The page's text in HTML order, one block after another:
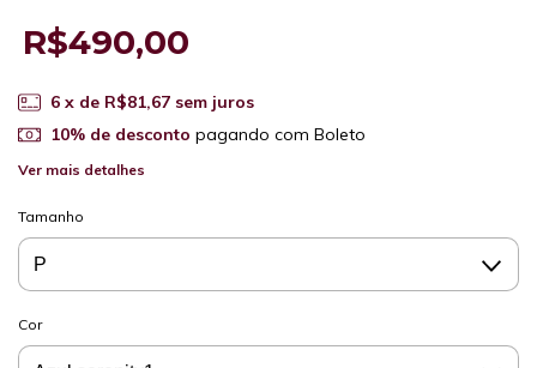
R$490,00
6 x de R$81,67 sem juros
10% de desconto pagando com Boleto
Ver mais detalhes
Tamanho
Cor